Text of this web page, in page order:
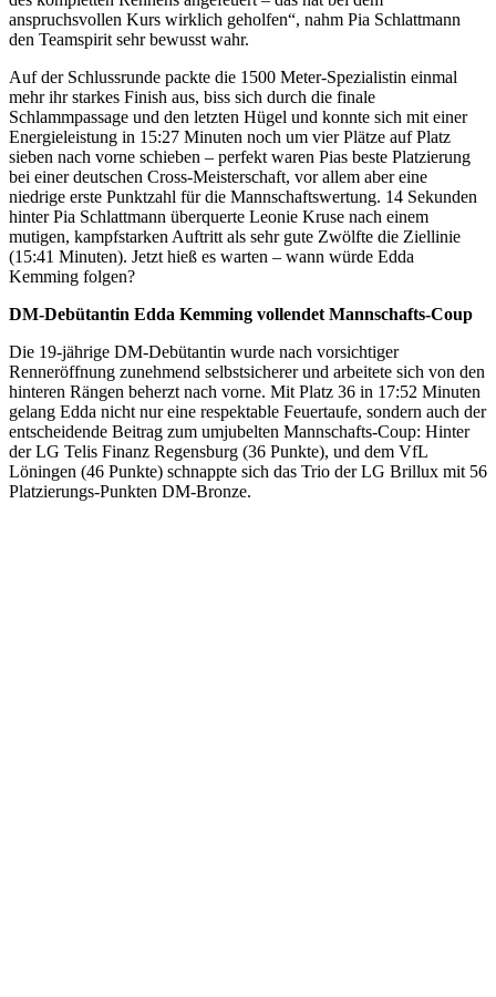
anspruchsvollen Kurs wirklich geholfen“, nahm Pia Schlattmann
den Teamspirit sehr bewusst wahr.
Auf der Schlussrunde packte die 1500 Meter-Spezialistin einmal
mehr ihr starkes Finish aus, biss sich durch die finale
Schlammpassage und den letzten Hügel und konnte sich mit einer
Energieleistung in 15:27 Minuten noch um vier Plätze auf Platz
sieben nach vorne schieben – perfekt waren Pias beste Platzierung
bei einer deutschen Cross-Meisterschaft, vor allem aber eine
niedrige erste Punktzahl für die Mannschaftswertung. 14 Sekunden
hinter Pia Schlattmann überquerte Leonie Kruse nach einem
mutigen, kampfstarken Auftritt als sehr gute Zwölfte die Ziellinie
(15:41 Minuten). Jetzt hieß es warten – wann würde Edda
Kemming folgen?
DM-Debütantin Edda Kemming vollendet Mannschafts-Coup
Die 19-jährige DM-Debütantin wurde nach vorsichtiger
Renneröffnung zunehmend selbstsicherer und arbeitete sich von den
hinteren Rängen beherzt nach vorne. Mit Platz 36 in 17:52 Minuten
gelang Edda nicht nur eine respektable Feuertaufe, sondern auch der
entscheidende Beitrag zum umjubelten Mannschafts-Coup: Hinter
der LG Telis Finanz Regensburg (36 Punkte), und dem VfL
Löningen (46 Punkte) schnappte sich das Trio der LG Brillux mit 56
Platzierungs-Punkten DM-Bronze.